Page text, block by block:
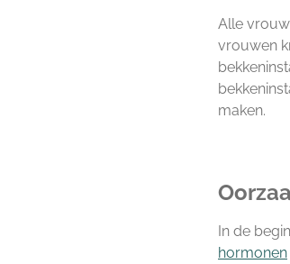
Alle
vrouwen
maken.
In de
hormonen